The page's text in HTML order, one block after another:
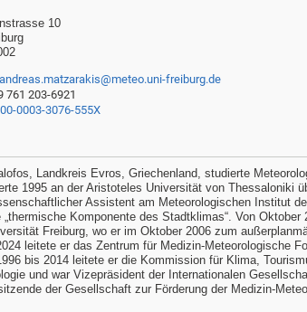
10
andreas.matzarakis@meteo.uni-freiburg.de
761 203-6921
0003-3076-555X
Landkreis Evros, Griechenland, studierte
1995 an der Aristoteles Universität von Thessaloniki
Assistent am Meteorologischen Institut
Komponente des Stadtklimas“. Von Oktober
Freiburg, wo er im Oktober 2006 zum
leitete er das Zentrum für Medizin-Meteorologische
bis 2014 leitete er die Kommission für Klima,
und war Vizepräsident der Internationalen
der Gesellschaft zur Förderung der Medizin-